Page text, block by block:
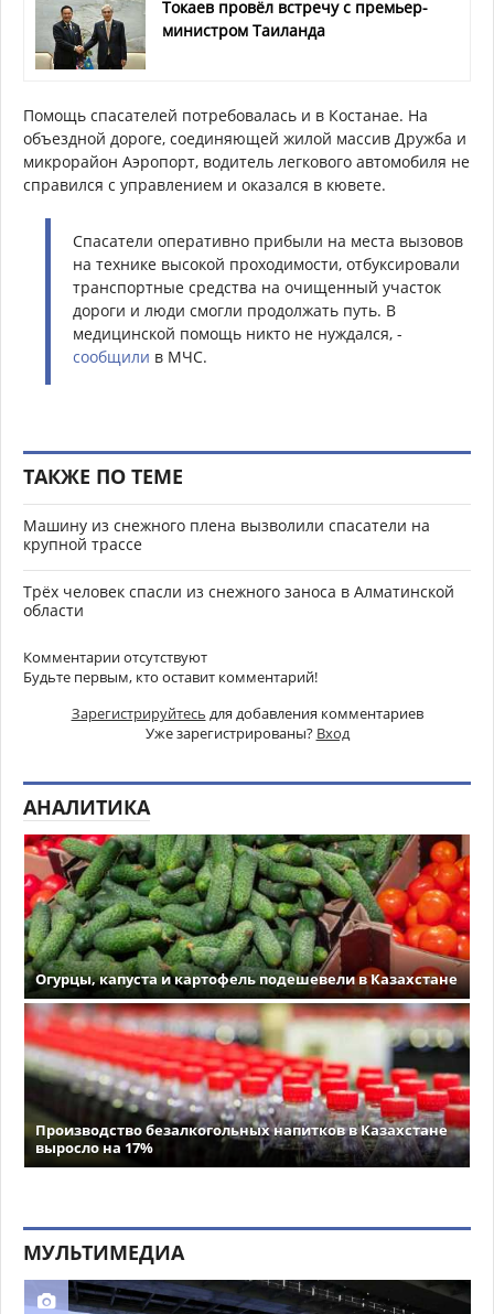
Токаев провёл встречу с премьер-
министром Таиланда
Помощь спасателей потребовалась и в Костанае. На
объездной дороге, соединяющей жилой массив Дружба и
микрорайон Аэропорт, водитель легкового автомобиля не
справился с управлением и оказался в кювете.
Спасатели оперативно прибыли на места вызовов
на технике высокой проходимости, отбуксировали
транспортные средства на очищенный участок
дороги и люди смогли продолжать путь. В
медицинской помощь никто не нуждался, -
сообщили в МЧС.
ТАКЖЕ ПО ТЕМЕ
Машину из снежного плена вызволили спасатели на
крупной трассе
Трёх человек спасли из снежного заноса в Алматинской
области
Комментарии отсутствуют
Будьте первым, кто оставит комментарий!
Зарегистрируйтесь для добавления комментариев
Уже зарегистрированы? Вход
АНАЛИТИКА
Огурцы, капуста и картофель подешевели в Казахстане
Производство безалкогольных напитков в Казахстане
выросло на 17%
МУЛЬТИМЕДИА